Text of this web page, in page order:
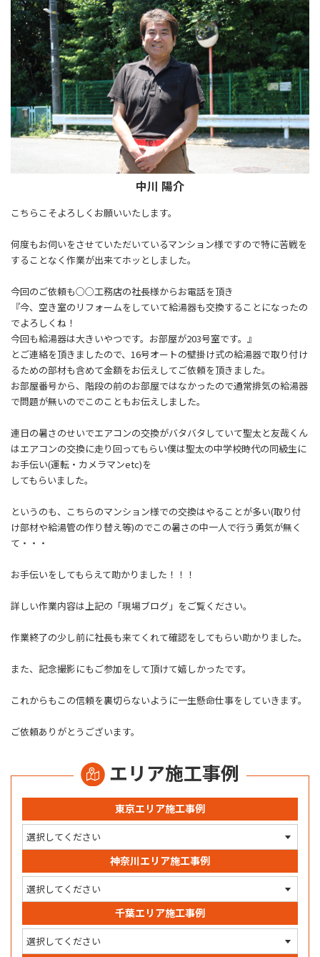
中川 陽介
こちらこそよろしくお願いいたします。
何度もお伺いをさせていただいているマンション様ですので特に苦戦を
することなく作業が出来てホッとしました。
今回のご依頼も○○工務店の社長様からお電話を頂き
『今、空き室のリフォームをしていて給湯器も交換することになったの
でよろしくね！
今回も給湯器は大きいやつです。お部屋が203号室です。』
とご連絡を頂きましたので、16号オートの壁掛け式の給湯器で取り付け
るための部材も含めて金額をお伝えしてご依頼を頂きました。
お部屋番号から、階段の前のお部屋ではなかったので通常排気の給湯器
で問題が無いのでこのこともお伝えしました。
連日の暑さのせいでエアコンの交換がバタバタしていて聖太と友哉くん
はエアコンの交換に走り回ってもらい僕は聖太の中学校時代の同級生に
お手伝い(運転・カメラマンetc)を
してもらいました。
というのも、こちらのマンション様での交換はやることが多い(取り付
け部材や給湯管の作り替え等)のでこの暑さの中一人で行う勇気が無く
て・・・
お手伝いをしてもらえて助かりました！！！
詳しい作業内容は上記の「現場ブログ」をご覧ください。
作業終了の少し前に社長も来てくれて確認をしてもらい助かりました。
また、記念撮影にもご参加をして頂けて嬉しかったです。
これからもこの信頼を裏切らないように一生懸命仕事をしていきます。
ご依頼ありがとうございます。
エリア施工事例
東京エリア施工事例
神奈川エリア施工事例
千葉エリア施工事例